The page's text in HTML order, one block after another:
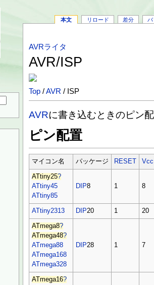
本文 リロード 差分 バ
AVRライタ
AVR/ISP
Top /AVR / ISP
AVRに書き込むときのピン
ピン配置
マイコン名 パッケージ RESET Vcc
ATtiny25?
ATtiny45
ATtiny85
DIP8 1 8
ATtiny2313 DIP20 1 20
ATmega8?
ATmega48?
ATmega88
ATmega168
ATmega328
DIP28 1 7
ATmega16?